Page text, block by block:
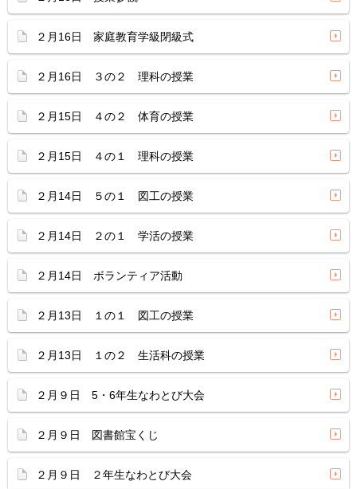
２月16日 家庭教育学級閉級式
２月16日 ３の２ 理科の授業
２月15日 ４の２ 体育の授業
２月15日 ４の１ 理科の授業
２月14日 ５の１ 図工の授業
２月14日 ２の１ 学活の授業
２月14日 ボランティア活動
２月13日 １の１ 図工の授業
２月13日 １の２ 生活科の授業
２月９日 5・6年生なわとび大会
２月９日 図書館宝くじ
２月９日 ２年生なわとび大会